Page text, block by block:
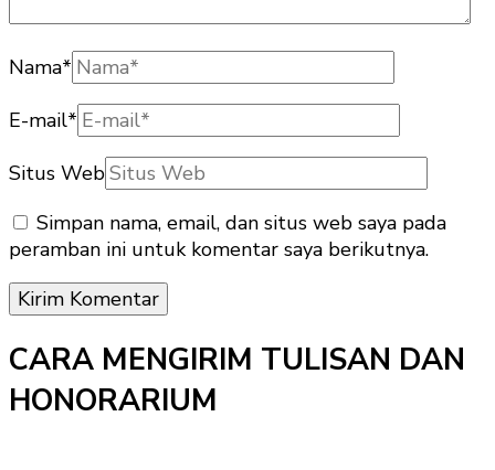
Nama*
E-mail*
Situs Web
Simpan nama, email, dan situs web saya pada
peramban ini untuk komentar saya berikutnya.
CARA MENGIRIM TULISAN DAN
HONORARIUM